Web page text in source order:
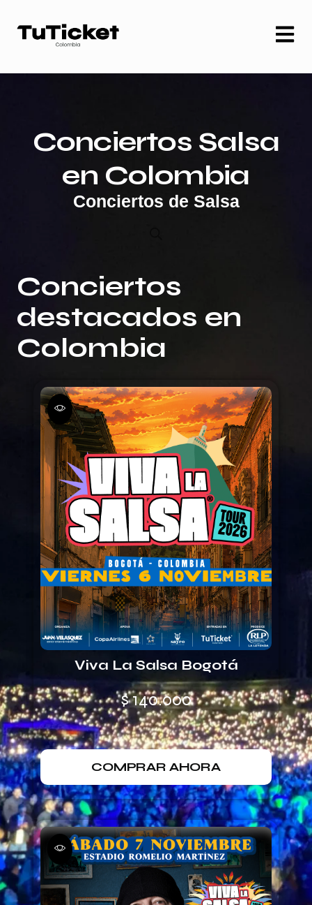
Conciertos Salsa
en Colombia
Conciertos de Salsa
Conciertos
destacados en
Colombia
Viva La Salsa Bogotá
$140.000
COMPRAR AHORA